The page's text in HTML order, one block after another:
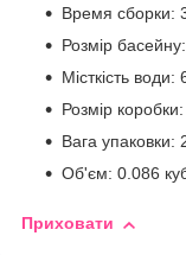
Время сборки:
Розмір
Місткість води:
Розмір
Вага упаковки:
Об'єм: 0.086
Приховати